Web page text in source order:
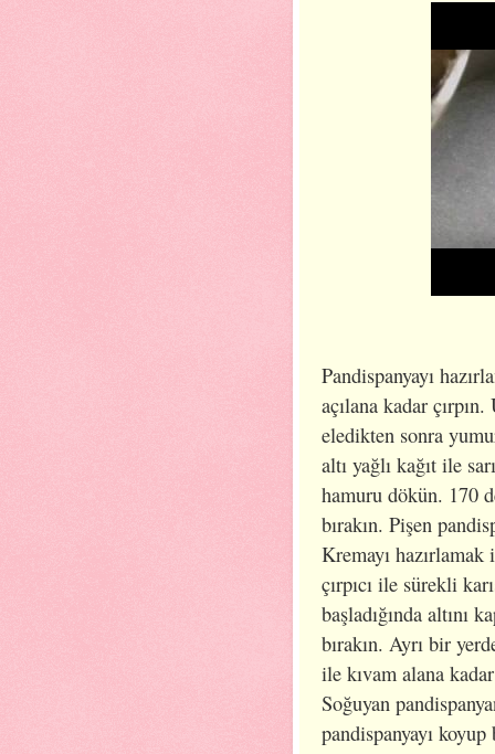
Pandispanyayı
açılana kadar
eledikten sonra
altı yağlı kağıt ile
hamuru dökün. 170
bırakın. Pişen
Kremayı
çırpıcı ile sürekli
başladığında altını
bırakın. Ayrı bir
ile kıvam alana kadar
Soğuyan
pandispanyayı